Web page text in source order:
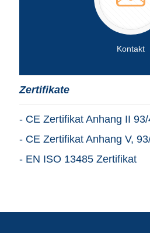
Kontakt
Zertifikate
- CE Zertifikat Anhang II
- CE Zertifikat Anhang V,
- EN ISO 13485 Zertifikat